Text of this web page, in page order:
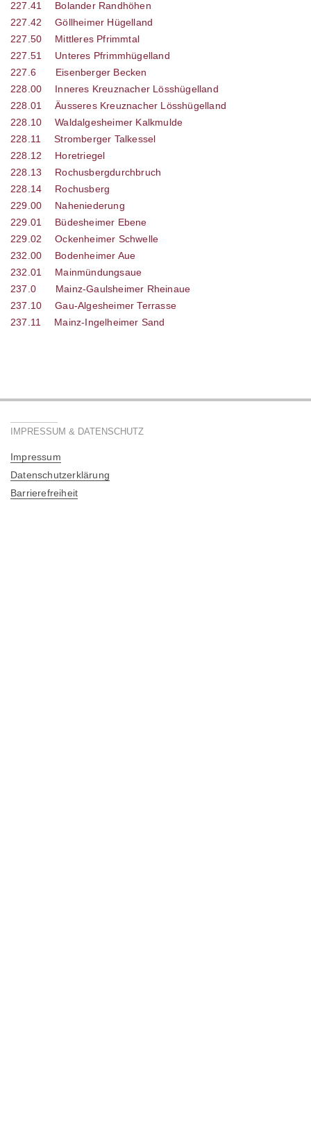
227.41
Bolander Randhöhen
227.42
Göllheimer Hügelland
227.50
Mittleres Pfrimmtal
227.51
Unteres Pfrimmhügelland
227.6
Eisenberger Becken
228.00
Inneres Kreuznacher Lösshügelland
228.01
Äusseres Kreuznacher Lösshügelland
228.10
Waldalgesheimer Kalkmulde
228.11
Stromberger Talkessel
228.12
Horetriegel
228.13
Rochusbergdurchbruch
228.14
Rochusberg
229.00
Naheniederung
229.01
Büdesheimer Ebene
229.02
Ockenheimer Schwelle
232.00
Bodenheimer Aue
232.01
Mainmündungsaue
237.0
Mainz-Gaulsheimer Rheinaue
237.10
Gau-Algesheimer Terrasse
237.11
Mainz-Ingelheimer Sand
IMPRESSUM & DATENSCHUTZ
Impressum
Datenschutzerklärung
Barrierefreiheit